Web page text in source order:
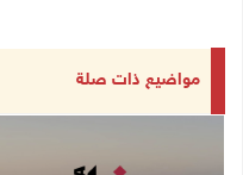
مواضيع ذات صلة